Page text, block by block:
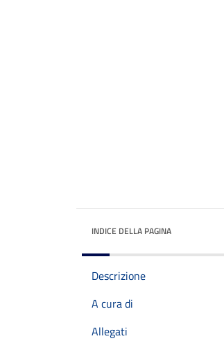
INDICE DELLA PAGINA
Descrizione
A cura di
Allegati